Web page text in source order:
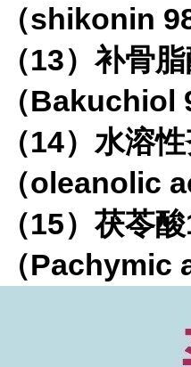
（shikonin
（13）补骨
（Bakuchiol
（14）水溶
（oleanolic
（15）茯苓酸
（Pachymic